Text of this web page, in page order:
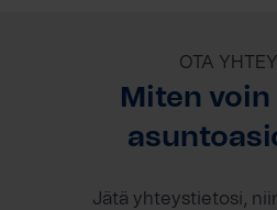
OTA
Miten
Jätä yhteystietosi,